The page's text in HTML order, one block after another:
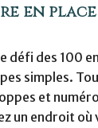
en
défi des 100
simples.
et
un endroit où